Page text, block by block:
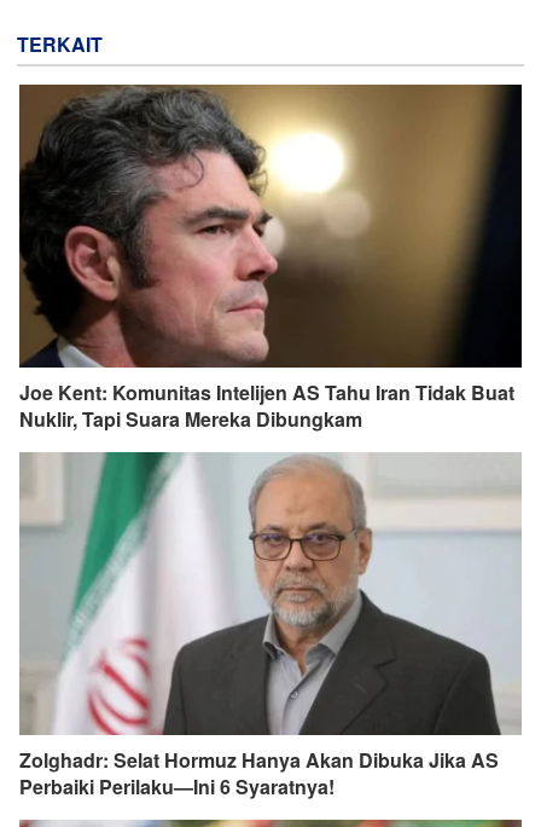
TERKAIT
Joe Kent: Komunitas Intelijen AS Tahu Iran Tidak Buat
Nuklir, Tapi Suara Mereka Dibungkam
Zolghadr: Selat Hormuz Hanya Akan Dibuka Jika AS
Perbaiki Perilaku—Ini 6 Syaratnya!